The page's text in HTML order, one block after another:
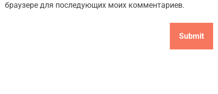
браузере для последующих моих комментариев.